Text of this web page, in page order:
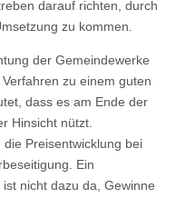
darauf richten, durch
zu kommen.
der Gemeindewerke
zu einem guten
dass es am Ende der
Hinsicht nützt.
Preisentwicklung bei
Ein
nicht dazu da, Gewinne